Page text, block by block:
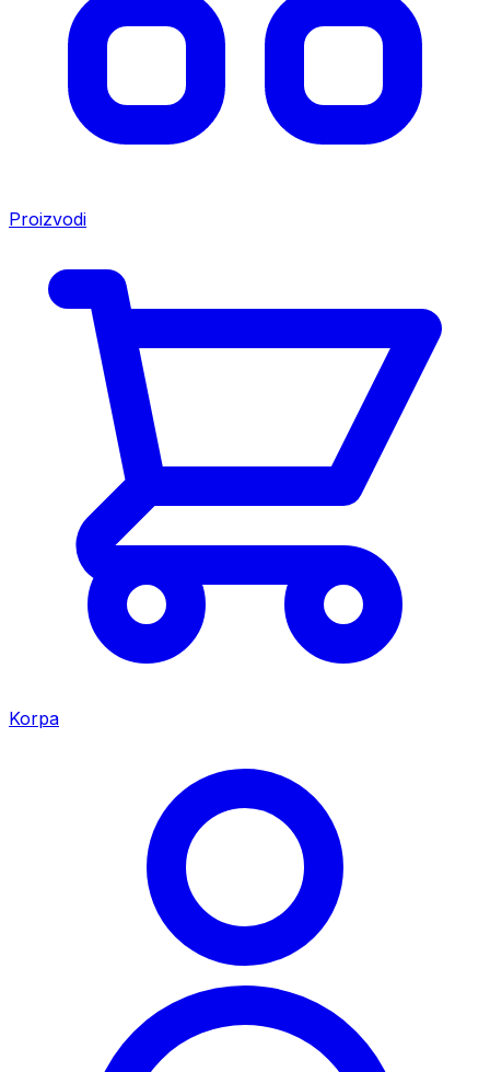
Proizvodi
Korpa